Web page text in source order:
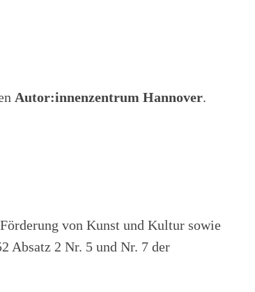
Autor:innenzentrum Hannover.
von Kunst und Kultur sowie
Absatz 2 Nr. 5 und Nr. 7 der